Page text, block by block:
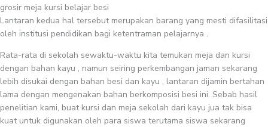
grosir meja kursi belajar besi
Lantaran kedua hal tersebut merupakan barang yang mesti difasilitasi
oleh institusi pendidikan bagi ketentraman pelajarnya .
Rata-rata di sekolah sewaktu-waktu kita temukan meja dan kursi
dengan bahan kayu , namun seiring perkembangan jaman sekarang
lebih disukai dengan bahan besi dan kayu , lantaran dijamin bertahan
lama dengan mengenakan bahan berkomposisi besi ini. Sebab hasil
penelitian kami, buat kursi dan meja sekolah dari kayu jua tak bisa
kuat untuk digunakan oleh para siswa terutama siswa sekarang